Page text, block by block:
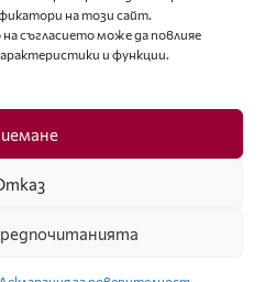
на този сайт.
съгласието може да повлияе
и функции.
Ot igla do konetz Ltd. & Fashion.bg